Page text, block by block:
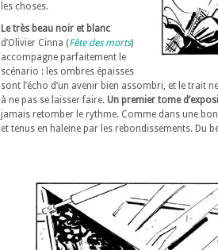
les choses.
Le très beau noir et blanc
d’Olivier Cinna (Fête des morts)
accompagne parfaitement le
scénario : les ombres épaisses
sont l’écho d’un avenir bien assombri, et le trait
à ne pas se laisser faire. Un premier tome
jamais retomber le rythme. Comme dans une
et tenus en haleine par les rebondissements. Du